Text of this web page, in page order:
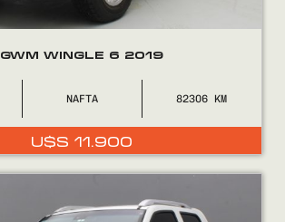
GWM WINGLE 6 2019
NAFTA 82306
U$S 11.900